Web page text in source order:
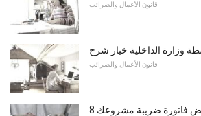
قانون الأعمال والضرائب
وزارة الداخلية خيار شرح
قانون الأعمال والضرائب
فاتورة ضريبة مشروعك